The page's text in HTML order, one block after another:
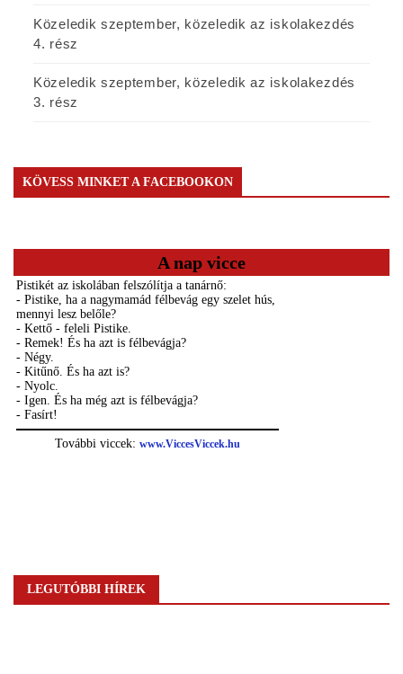
Közeledik szeptember, közeledik az iskolakezdés
4. rész
Közeledik szeptember, közeledik az iskolakezdés
3. rész
KÖVESS MINKET A FACEBOOKON
A nap vicce
LEGUTÓBBI HÍREK